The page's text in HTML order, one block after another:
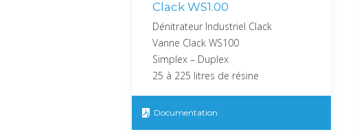
Clack WS1.00
Dénitrateur Industriel Clack
Vanne Clack WS100
Simplex – Duplex
25 à 225 litres de résine
Documentation